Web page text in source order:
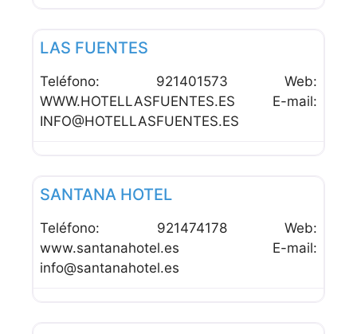
LAS FUENTES
Teléfono: 921401573 Web:
WWW.HOTELLASFUENTES.ES E-mail:
INFO@HOTELLASFUENTES.ES
SANTANA HOTEL
Teléfono: 921474178 Web:
www.santanahotel.es E-mail:
info@santanahotel.es